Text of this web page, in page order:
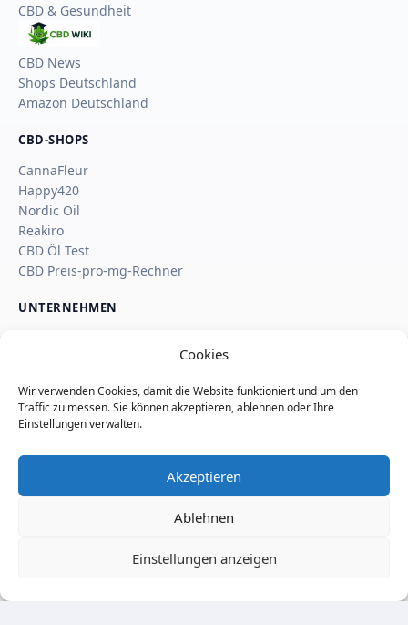
Cookies
Wir verwenden Cookies, damit die Website funktioniert und um den
Traffic zu messen. Sie können akzeptieren, ablehnen oder Ihre
Einstellungen verwalten.
Akzeptieren
Ablehnen
Einstellungen anzeigen
CBD & Gesundheit
CBD
Wiki
CBD News
Shops Deutschland
Amazon Deutschland
CBD-SHOPS
CannaFleur
Happy420
Nordic Oil
Reakiro
CBD Öl Test
CBD Preis-pro-mg-Rechner
UNTERNEHMEN
Affiliate-Hinweis
Wie SaveSleuth Geld verdient
Datenschutz
Nutzungsbedingungen